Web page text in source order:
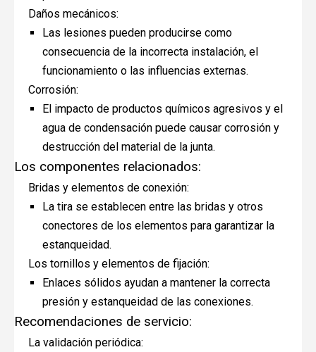
Daños mecánicos:
Las lesiones pueden producirse como
consecuencia de la incorrecta instalación, el
funcionamiento o las influencias externas.
Corrosión:
El impacto de productos químicos agresivos y el
agua de condensación puede causar corrosión y
destrucción del material de la junta.
Los componentes relacionados:
Bridas y elementos de conexión:
La tira se establecen entre las bridas y otros
conectores de los elementos para garantizar la
estanqueidad.
Los tornillos y elementos de fijación:
Enlaces sólidos ayudan a mantener la correcta
presión y estanqueidad de las conexiones.
Recomendaciones de servicio:
La validación periódica: